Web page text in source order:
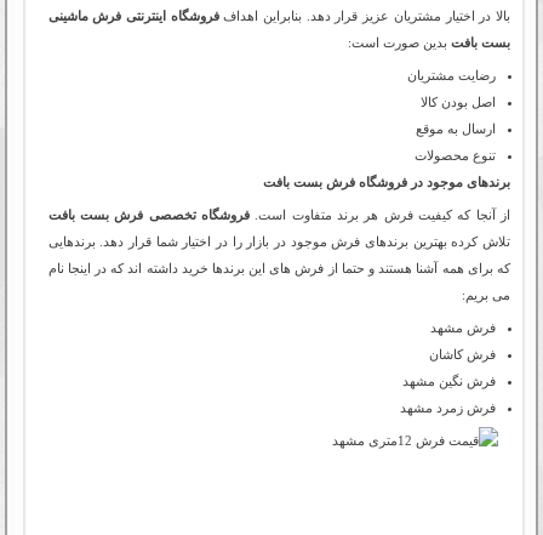
بالا در اختیار مشتریان عزیز قرار دهد. بنابراین اهداففروشگاه اینترنتی فرش ماشینی
بست بافت بدین صورت است:
رضایت مشتریان
اصل بودن کالا
ارسال به موقع
تنوع محصولات
برندهای موجود در فروشگاه فرش بست بافت
از آنجا که کیفیت فرش هر برند متفاوت است.فروشگاه تخصصی فرش بست بافت
تلاش کرده بهترین برندهای فرش موجود در بازار را در اختیار شما قرار دهد. برندهایی
که برای همه آشنا هستند و حتما از فرش های این برندها خرید داشته اند که در اینجا نام
می بریم:
فرش مشهد
فرش کاشان
فرش نگین مشهد
فرش زمرد مشهد